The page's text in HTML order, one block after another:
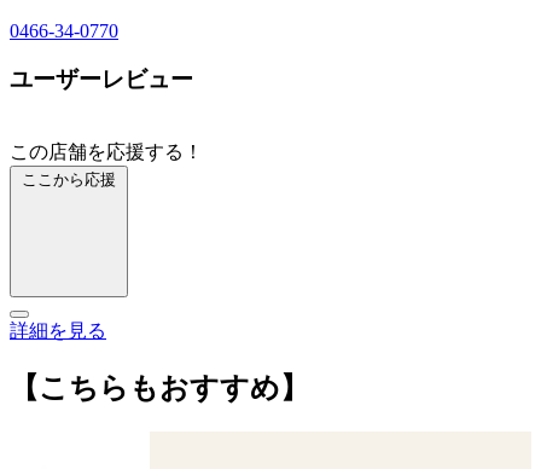
0466-34-0770
ユーザーレビュー
この店舗を応援する！
ここから応援
詳細を見る
【こちらもおすすめ】